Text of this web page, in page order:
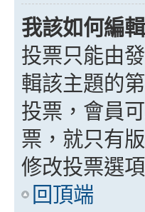
我該如何編
投票只能由
輯該主題的
投票，會員
票，就只有
修改投票選項
回頂端